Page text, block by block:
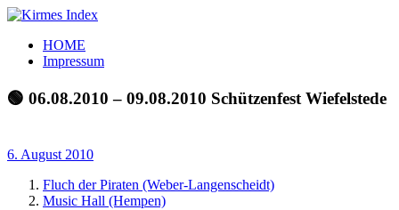
Zum
springen
Kirmes
Index
Tourpläne
der
letzten
HOME
Impressum
🟢 06.08.2010 – 09.08.2010 Schützenfest Wiefelstede
6. August 2010
Fluch der Piraten (Weber-Langenscheidt)
Music Hall (Hempen)